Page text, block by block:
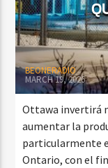
BEONERADIO
MARCH 19, 2026
Ottawa invertirá
aumentar la
particularmente
Ontario, con el